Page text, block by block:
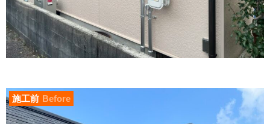
施工前 Before